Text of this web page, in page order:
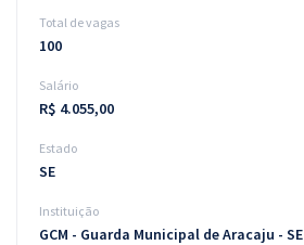
Aprovados
Total de vagas
100
Salário
R$ 4.055,00
Estado
SE
Instituição
GCM - Guarda Municipal de Aracaju - SE